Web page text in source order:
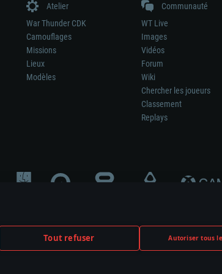
Tout refuser Autoriser tous
Atelier
War Thunder CDK
Camouflages
Missions
Lieux
Modèles
Communauté
WT Live
Images
Vidéos
Forum
Wiki
Chercher les joueurs
Classement
Replays
du jeu, le sponsoring ou à l’approbation de tout
owners.